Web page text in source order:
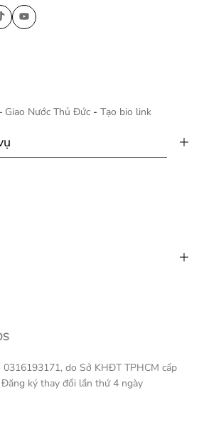
Giao Nước Thủ Đức - Tạo bio link
0316193171, do Sở KHĐT TPHCM cấp
ký thay đổi lần thứ 4 ngày